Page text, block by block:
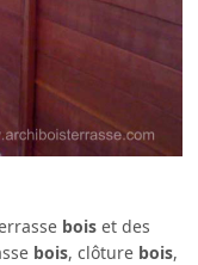
bois et des
bois, clôture bois,